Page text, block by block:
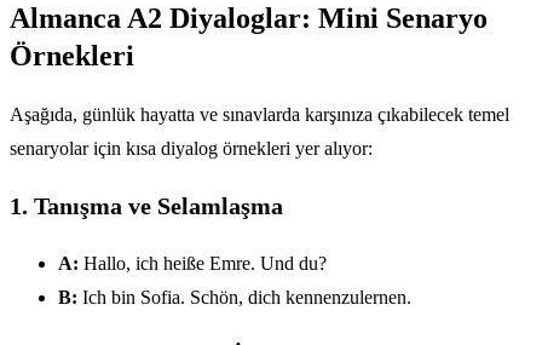
Almanca A2 Diyaloglar: Mini Senaryo
Örnekleri
Aşağıda, günlük hayatta ve sınavlarda karşınıza çıkabilecek temel
senaryolar için kısa diyalog örnekleri yer alıyor:
1. Tanışma ve Selamlaşma
A: Hallo, ich heiße Emre. Und du?
B: Ich bin Sofia. Schön, dich kennenzulernen.